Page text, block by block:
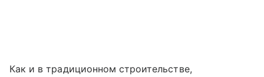
Как и в традиционном строительстве,